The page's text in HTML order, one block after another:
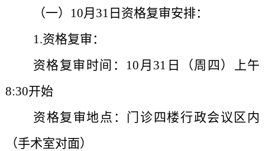
（一）10月31日资格复审安排：
1.资格复审：
资格复审时间：10月31日（周四 ）上午
8:30开始
资格复审地点：门诊四楼行政会议区内
（手术室对面）